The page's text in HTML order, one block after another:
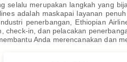
selalu merupakan langkah yang
adalah maskapai layanan
penerbangan, Ethiopian
check-in, dan pelacakan
Anda merencanakan dan